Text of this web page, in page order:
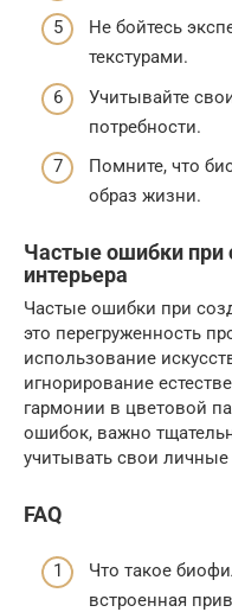
Не бойтесь
текстурами.
Учитывайте
потребности.
Помните, что
образ жизни.
Частые ошибки при
интерьера
Частые ошибки при
это перегруженность
использование
игнорирование
гармонии в цветовой
ошибок, важно
учитывать свои личные
FAQ
Что такое
встроенная